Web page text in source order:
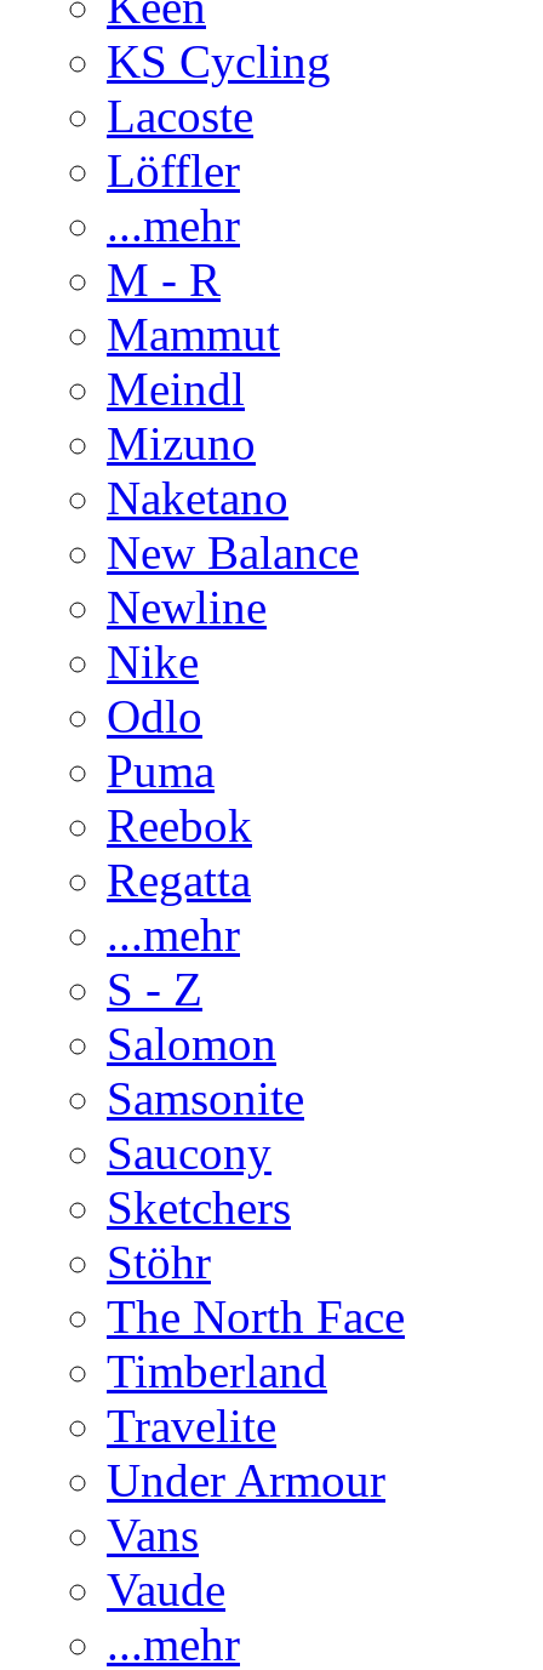
KS Cycling
Lacoste
Löffler
...mehr
M - R
Mammut
Meindl
Mizuno
Naketano
New Balance
Newline
Nike
Odlo
Puma
Reebok
Regatta
...mehr
S - Z
Salomon
Samsonite
Saucony
Sketchers
Stöhr
The North Face
Timberland
Travelite
Under Armour
Vans
Vaude
...mehr